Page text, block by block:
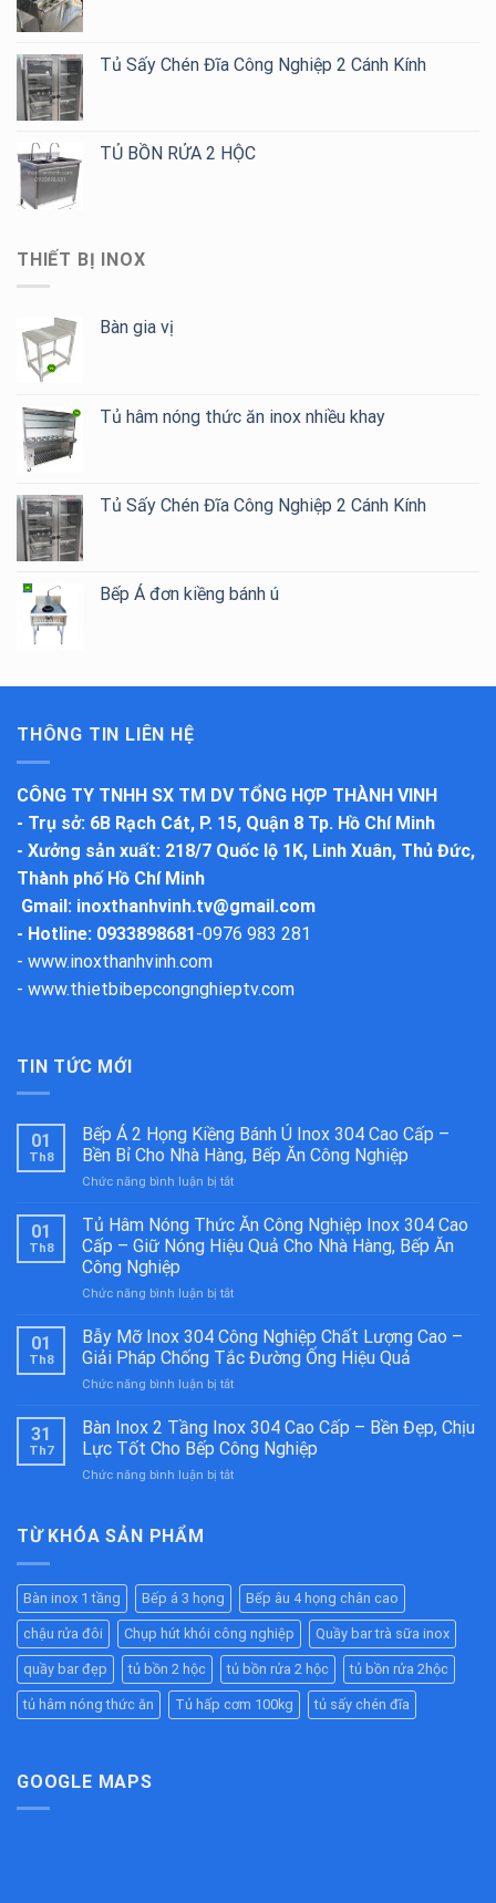
Tủ Sấy Chén Đĩa Công Nghiệp 2 Cánh Kính
TỦ BỒN RỬA 2 HỘC
THIẾT BỊ INOX
Bàn gia vị
Tủ hâm nóng thức ăn inox nhiều khay
Tủ Sấy Chén Đĩa Công Nghiệp 2 Cánh Kính
Bếp Á đơn kiềng bánh ú
THÔNG TIN LIÊN HỆ
CÔNG TY TNHH SX TM DV TỔNG HỢP THÀNH VINH
- Trụ sở: 6B Rạch Cát, P. 15, Quận 8 Tp. Hồ Chí Minh
- Xưởng sản xuất: 218/7 Quốc lộ 1K, Linh Xuân, Thủ Đức,
Thành phố Hồ Chí Minh
Gmail: inoxthanhvinh.tv@gmail.com
- Hotline: 0933898681-0976 983 281
- www.inoxthanhvinh.com
- www.thietbibepcongnghieptv.com
TIN TỨC MỚI
01
Th8
Bếp Á 2 Họng Kiềng Bánh Ú Inox 304 Cao Cấp –
Bền Bỉ Cho Nhà Hàng, Bếp Ăn Công Nghiệp
Chức năng bình luận bị tắtở
Á
2
Họng
Bánh
Inox
304
Cấp
Bền
Bỉ
Nhà
01
Th8
Tủ Hâm Nóng Thức Ăn Công Nghiệp Inox 304 Cao
Cấp – Giữ Nóng Hiệu Quả Cho Nhà Hàng, Bếp Ăn
Công Nghiệp
Chức năng bình luận bị tắtở
Hâm
Nóng
Thức
Ăn
Nghiệp
Inox
304
Cao
Quả
Cho
Nhà
Hàng,
Bếp
Ăn
Công
01
Th8
Bẫy Mỡ Inox 304 Công Nghiệp Chất Lượng Cao –
Giải Pháp Chống Tắc Đường Ống Hiệu Quả
Chức năng bình luận bị tắtở
Mỡ
Inox
304
Công
Giải
Pháp
Chống
Tắc
Đường
Ống
Hiệu
Quả
31
Th7
Bàn Inox 2 Tầng Inox 304 Cao Cấp – Bền Đẹp, Chịu
Lực Tốt Cho Bếp Công Nghiệp
Chức năng bình luận bị tắtở
304
Cao
Cấp
–
Bền
Đẹp,
Chịu
Lực
TỪ KHÓA SẢN PHẨM
Bàn inox 1 tầng Bếp á 3 họng Bếp âu 4 họng chân cao
chậu rửa đôi Chụp hút khói công nghiệp Quầy bar trà sữa inox
quầy bar đẹp tủ bồn 2 hộc tủ bồn rửa 2 hộc tủ bồn rửa 2hộc
tủ hâm nóng thức ăn Tủ hấp cơm 100kg tủ sấy chén đĩa
GOOGLE MAPS